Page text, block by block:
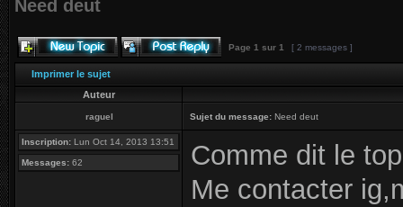
Need deut
Page 1 sur 1 [ 2 messages ]
Imprimer le sujet
Auteur
raguel Sujet du message: Need deut
Inscription: Lun Oct 14, 2013 13:51
Messages: 62
Comme dit le
Me contacter